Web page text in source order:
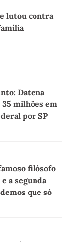
lutou contra
Datena
milhões em
por SP
filósofo
a segunda
que só